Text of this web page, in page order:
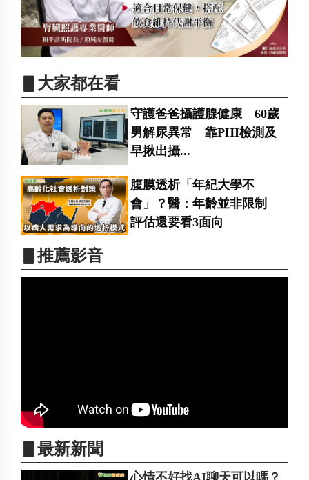
▋大家都在看
守護爸爸攝護腺健康 60歲
男解尿異常 靠PHI檢測及
早揪出攝...
腹膜透析「年紀大學不
會」？醫：年齡並非限制
評估還要看3面向
▋推薦影音
▋最新新聞
心情不好找AI聊天可以嗎？